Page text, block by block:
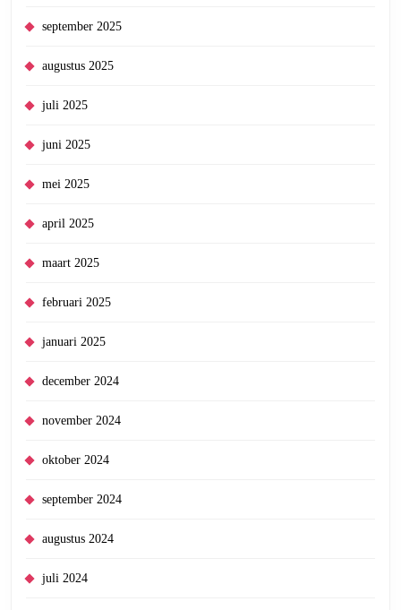
september 2025
augustus 2025
juli 2025
juni 2025
mei 2025
april 2025
maart 2025
februari 2025
januari 2025
december 2024
november 2024
oktober 2024
september 2024
augustus 2024
juli 2024